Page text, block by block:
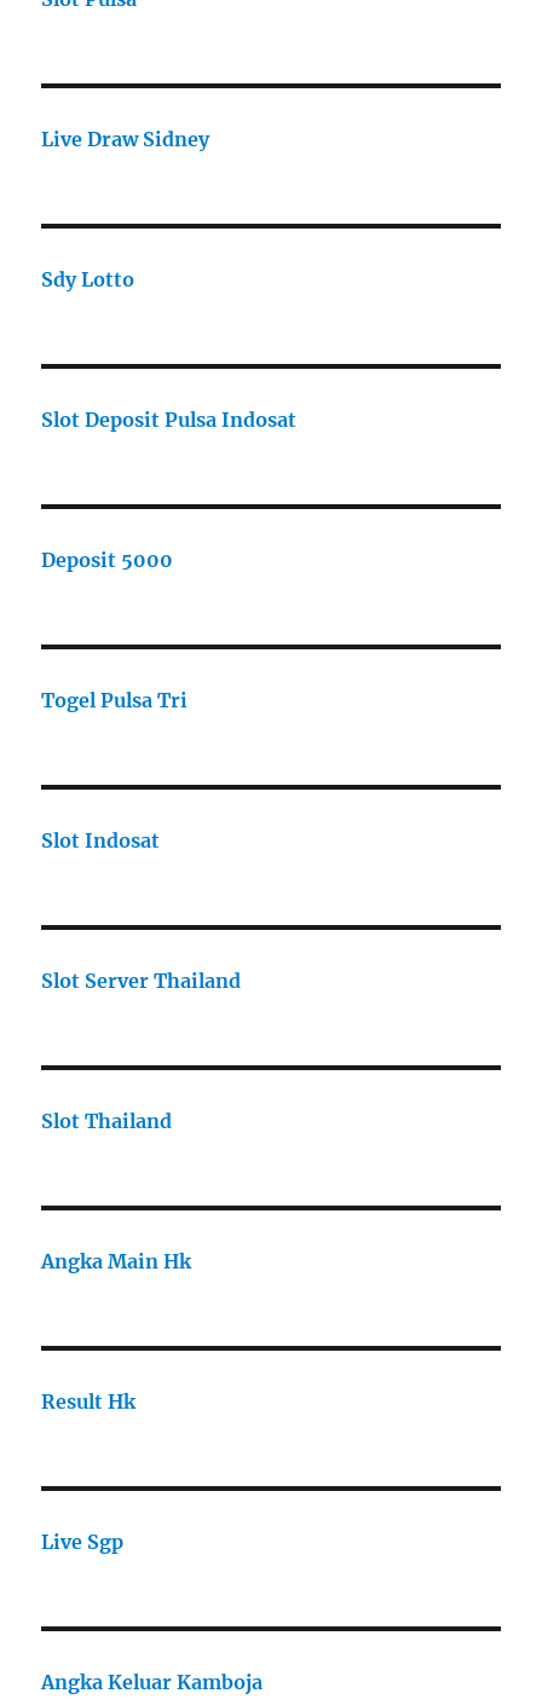
Live Draw Sidney
Sdy Lotto
Slot Deposit Pulsa Indosat
Deposit 5000
Togel Pulsa Tri
Slot Indosat
Slot Server Thailand
Slot Thailand
Angka Main Hk
Result Hk
Live Sgp
Angka Keluar Kamboja